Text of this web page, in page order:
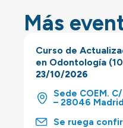
Más
Curso de
en Odontología
23/10/2026
Sede COEM.
– 28046 Madrid
Se ruega